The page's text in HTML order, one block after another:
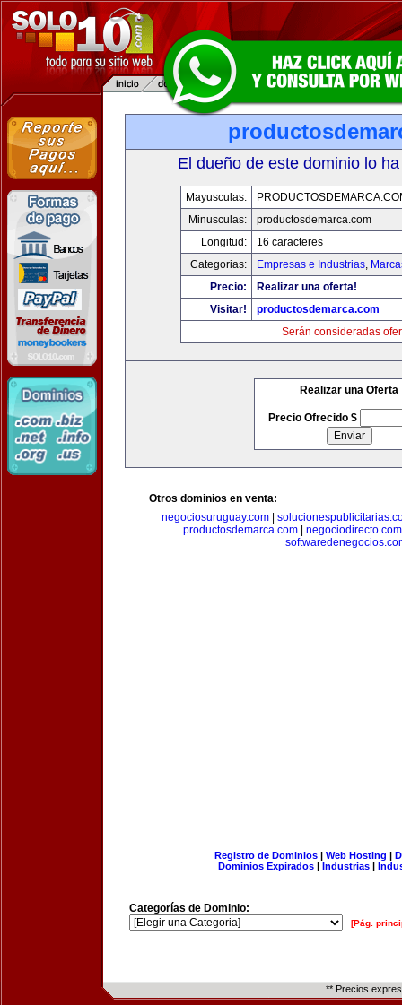
El dueño de este dominio lo
Mayusculas:
Minusculas:
productosdemarca.com
Longitud:
16 caracteres
Categorias:
Empresas e Industrias,
Precio:
Realizar una oferta!
Visitar!
productosdemarca.com
Serán consideradas
Realizar una Oferta
Precio Ofrecido $
Otros dominios en venta:
negociosuruguay.com
productosdemarca.com| negociodirecto.com
Registro de Dominios| Web Hosting |
Dominios Expirados | Industrias |
Categorías de Dominio:
[Pág.
** Precios